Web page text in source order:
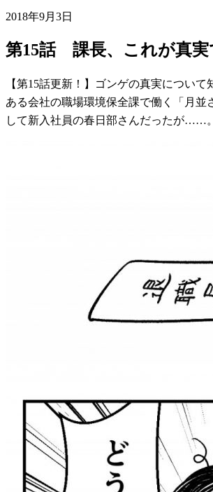
2018年9月3日
第15話 課長、これが真実
【第15話更新！】ゴンゲの真実につい
ある会社の職場環境保全課で働く「月
して新入社員の春日部さんだったが……。